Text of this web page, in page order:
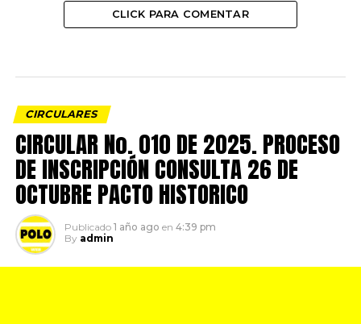
CLICK PARA COMENTAR
CIRCULARES
CIRCULAR No. 010 DE 2025. PROCESO
DE INSCRIPCIÓN CONSULTA 26 DE
OCTUBRE PACTO HISTORICO
Publicado 1 año ago en 4:39 pm
By admin